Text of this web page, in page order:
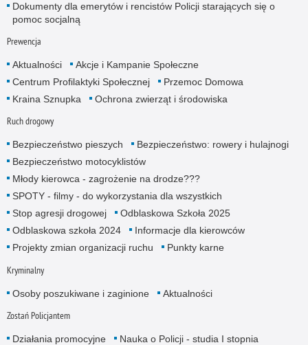
Dokumenty dla emerytów i rencistów Policji starających się o
pomoc socjalną
Prewencja
Aktualności
Akcje i Kampanie Społeczne
Centrum Profilaktyki Społecznej
Przemoc Domowa
Kraina Sznupka
Ochrona zwierząt i środowiska
Ruch drogowy
Bezpieczeństwo pieszych
Bezpieczeństwo: rowery i hulajnogi
Bezpieczeństwo motocyklistów
Młody kierowca - zagrożenie na drodze???
SPOTY - filmy - do wykorzystania dla wszystkich
Stop agresji drogowej
Odblaskowa Szkoła 2025
Odblaskowa szkoła 2024
Informacje dla kierowców
Projekty zmian organizacji ruchu
Punkty karne
Kryminalny
Osoby poszukiwane i zaginione Aktualności
Zostań Policjantem
Działania promocyjne
Nauka o Policji - studia I stopnia